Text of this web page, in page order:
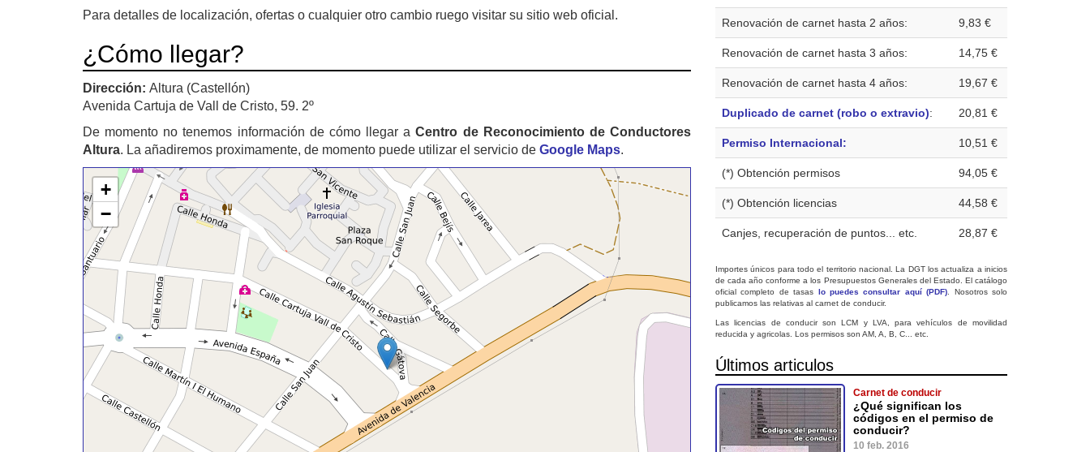
Para detalles de localización, ofertas o cualquier otro cambio ruego visitar su sitio web oficial.
¿Cómo llegar?
Dirección: Altura (Castellón)
Avenida Cartuja de Vall de Cristo, 59. 2º
De momento no tenemos información de cómo llegar aCentro de Reconocimiento de Conductores
Altura. La añadiremos proximamente, de momento puede utilizar el servicio de Google Maps.
+
−
Renovación de carnet hasta 2 años: 9,83 €
Renovación de carnet hasta 3 años: 14,75 €
Renovación de carnet hasta 4 años: 19,67 €
Duplicado de carnet (robo o extravio): 20,81 €
Permiso Internacional: 10,51 €
(*) Obtención permisos 94,05 €
(*) Obtención licencias 44,58 €
Canjes, recuperación de puntos... etc. 28,87 €
Importes únicos para todo el territorio nacional. La DGT los actualiza a inicios
de cada año conforme a los Presupuestos Generales del Estado. El catálogo
oficial completo de tasas lo puedes consultar aquí (PDF) . Nosotros solo
publicamos las relativas al carnet de conducir.
Las licencias de conducir son LCM y LVA, para vehículos de movilidad
reducida y agricolas. Los permisos son AM, A, B, C... etc.
Últimos articulos
Carnet de conducir
¿Qué significan los
códigos en el permiso de
conducir?
10 feb. 2016